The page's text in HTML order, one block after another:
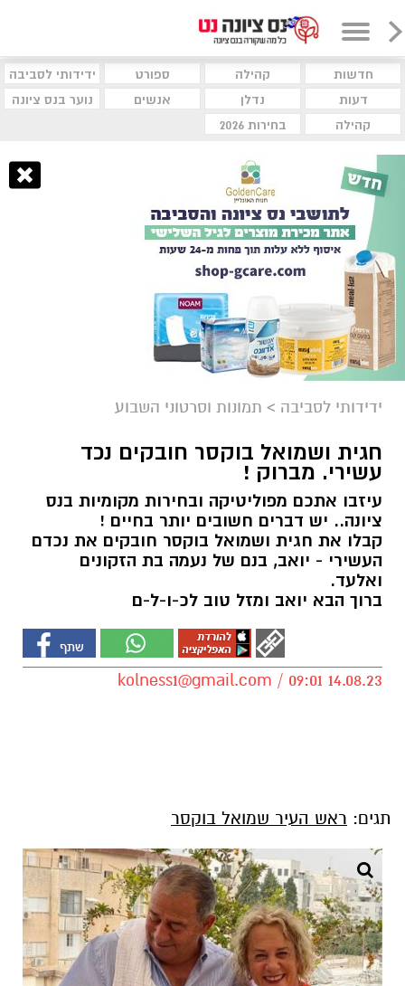
חדשות קהילה ספורט
ידידותי לסביבה
דעות
נדלן אנשים
נוער בנס ציונה
קהילה
בחירות 2026
ידידותי לסביבה > תמונות וסרטוני השבוע
חגית ושמואל בוקסר חובקים נכד
עשירי. מברוק !
עיזבו אתכם מפוליטיקה ובחירות מקומיות בנס
ציונה.. יש דברים חשובים יותר בחיים !
קבלו את חגית ושמואל בוקסר חובקים את נכדם
העשירי - יואב, בנם של נעמה בת הזקונים
ואלעד.
ברוך הבא יואב ומזל טוב לכ-ו-ל-ם
kolness1@gmail.com / 09:01 14.08.23
תגים: ראש העיר שמואל בוקסר